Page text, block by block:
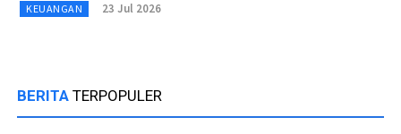
KEUANGAN 23 Jul 2026
BERITA TERPOPULER